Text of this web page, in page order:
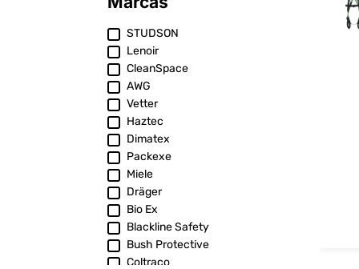
STUDSON
Lenoir
CleanSpace
AWG
Vetter
Haztec
Dimatex
Packexe
Miele
Dräger
Bio Ex
Blackline Safety
Bush Protective
Coltraco